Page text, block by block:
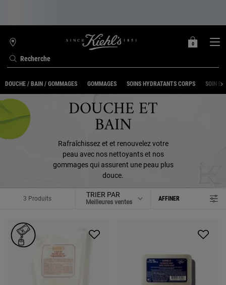
Recherche
TROUVER
UNE
BOUTIQUE
MON
0
0 PRODUIT
DOUCHE / BAIN / GOMMAGES GOMMAGES SOINS HYDRATANTS CORPS SOIN
DOUCHE ET
BAIN
Rafraîchissez et et renouvelez votre
peau avec nos nettoyants et nos
gommages qui assurent une peau plus
douce.
3 Produits TRIER PAR AFFINER
MENU DE FILTRAGE